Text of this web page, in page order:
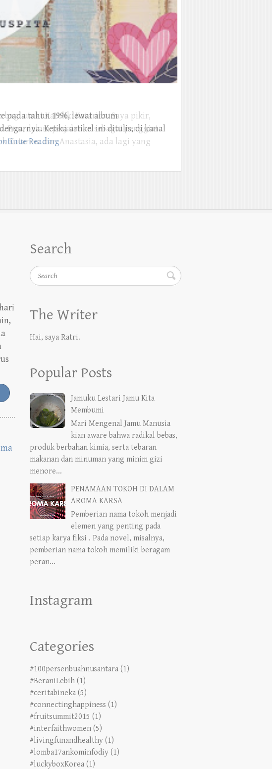
pada tahun 1996, lewat album
Ketika artikel ini ditulis, di kanal
Reading
Membumi
Mari Mengenal Jamu Manusia
kian aware bahwa radikal bebas,
produk berbahan kimia, serta tebaran
makanan dan minuman yang minim gizi
menore...
AROMA KARSA
Pemberian nama tokoh menjadi
elemen yang penting pada
setiap karya fiksi . Pada novel, misalnya,
pemberian nama tokoh memiliki beragam
peran...
#100persenbuahnusantara
#BeraniLebih (1)
#ceritabineka (5)
#connectinghappiness
#fruitsummit2015 (1)
#interfaithwomen (5)
#livingfunandhealthy
#lomba17ankominfodiy (1)
#luckyboxKorea (1)
#medialiteracy (5)